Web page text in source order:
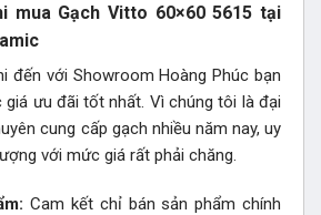
mua Gạch Vitto 60×60 5615 tại
đến với Showroom Hoàng Phúc bạn
ưu đãi tốt nhất. Vì chúng tôi là đại
cung cấp gạch nhiều năm nay, uy
với mức giá rất phải chăng.
Cam kết chỉ bán sản phẩm chính